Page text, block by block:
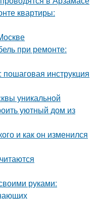
квартиры:
при ремонте:
инструкция
уникальной
уютный дом из
и как он изменился
руками: